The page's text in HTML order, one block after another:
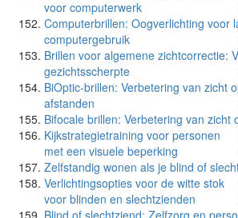
voor computerwerk
Computerbrillen: Oogverlichting voor
computergebruik
Brillen voor algemene zichtcorrectie:
gezichtsscherpte
BiOptic-brillen: Verbetering van zicht
afstanden
Bifocale brillen: Verbetering van zicht
Kijkstrategietraining voor personen
met een visuele beperking
Zelfstandig wonen als je blind of
Verlichtingsopties voor de witte stok
voor blinden en slechtzienden
Blind of slechtziend: Zelfzorg en